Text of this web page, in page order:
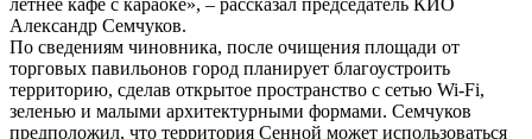
летнее кафе с караоке», – рассказал председатель КИО
Александр Семчуков.
По сведениям чиновника, после очищения площади от
торговых павильонов город планирует благоустроить
территорию, сделав открытое пространство с сетью Wi-Fi,
зеленью и малыми архитектурными формами. Семчуков
предположил, что территория Сенной может использоваться